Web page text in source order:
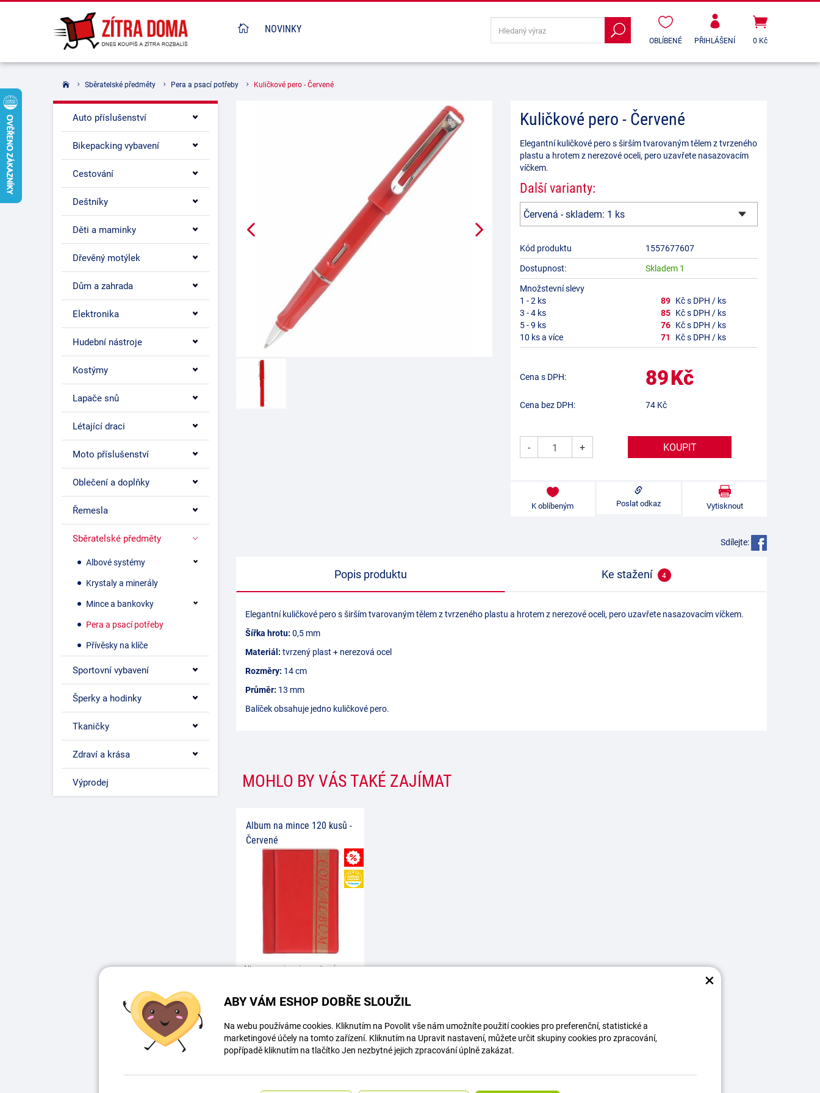
ABY VÁM ESHOP DOBŘE SLOUŽIL
Na webu používáme cookies. Kliknutím na Povolit vše nám umožníte použití cookies pro preferenční, statistické a
marketingové účely na tomto zařízení. Kliknutím na Upravit nastavení, můžete určit skupiny cookies pro zpracování,
popřípadě kliknutím na tlačítko Jen nezbytné jejich zpracování úplně zakázat.
×
0 Kč
PŘIHLÁŠENÍ
OBLÍBENÉ
NOVINKY
Sběratelské předměty Pera a psací potřeby Kuličkové pero - Červené
Kuličkové pero - Červené
Elegantní kuličkové pero s širším tvarovaným tělem z tvrzeného
plastu a hrotem z nerezové oceli, pero uzavřete nasazovacím
víčkem.
Další varianty:
Kód produktu
1557677607
Dostupnost:
Skladem 1
Množstevní slevy
1 - 2 ks
89 Kč s DPH / ks
3 - 4 ks
85 Kč s DPH / ks
5 - 9 ks
76 Kč s DPH / ks
10 ks a více
71 Kč s DPH / ks
Cena s DPH: 89Kč
Cena bez DPH: 74 Kč
- +
K oblíbeným Poslat odkaz Vytisknout
Sdílejte:
Popis produktu Ke stažení 4
Elegantní kuličkové pero s širším tvarovaným tělem z tvrzeného plastu a hrotem z nerezové oceli, pero uzavřete nasazovacím víčkem.
Šířka hrotu: 0,5 mm
Materiál: tvrzený plast + nerezová ocel
Rozměry: 14 cm
Průměr: 13 mm
Balíček obsahuje jedno kuličkové pero.
MOHLO BY VÁS TAKÉ ZAJÍMAT
Album na mince 120 kusů -
Červené
Album na mince je vyrobený z
albumu sú
Skladem 17
199Kč Koupit
Auto příslušenství
Bikepacking vybavení
Cestování
Deštníky
Děti a maminky
Dřevěný motýlek
Dům a zahrada
Elektronika
Hudební nástroje
Kostýmy
Lapače snů
Létající draci
Moto příslušenství
Oblečení a doplňky
Řemesla
Sběratelské předměty
Albové systémy
Krystaly a minerály
Mince a bankovky
Pera a psací potřeby
Přívěsky na klíče
Sportovní vybavení
Šperky a hodinky
Tkaničky
Zdraví a krása
Výprodej